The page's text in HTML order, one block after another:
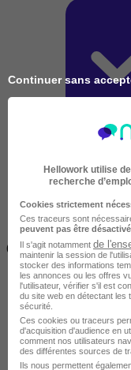
(14h à 70h)
Continuer sans
Hellowork utilise
recherche
Cookies strictement
Ces traceurs sont
peuvent pas être
Il s'agit notamment de
maintenir la session de
stocker des informations
les annonces ou les offres
l'utilisateur, vérifier s'il est
du site web en détectant les
sécurité.
Ces cookies ou traceurs
d'acquisition d'audience en
comment nos utilisateurs
des différentes sources de
Ils nous permettent